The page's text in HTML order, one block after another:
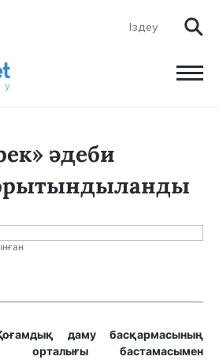
әдеби
даму басқармасының
орталығы бастамасымен